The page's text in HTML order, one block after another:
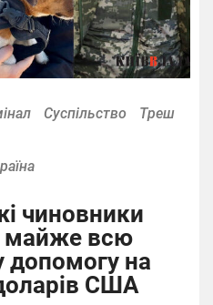
Суспільство Треш
чиновники
майже всю
допомогу на
США